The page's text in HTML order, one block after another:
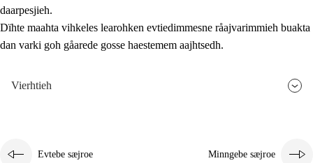
daarpesjieh.
Dïhte maahta vihkeles learohken evtiedimmesne råajvarimmieh buakta
dan varki goh gåarede gosse haestemem aajhtsedh.
Vierhtieh
Evtebe sæjroe Minngebe sæjroe